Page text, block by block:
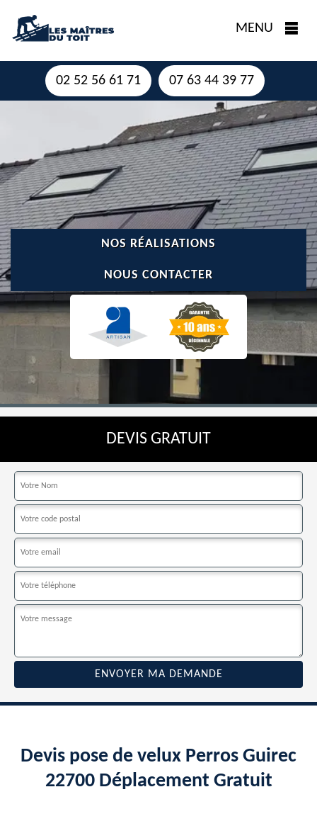
MENU
02 52 56 61 71 07 63 44 39 77
NOS RÉALISATIONS
NOUS CONTACTER
DEVIS GRATUIT
Devis pose de velux Perros Guirec
22700 Déplacement Gratuit